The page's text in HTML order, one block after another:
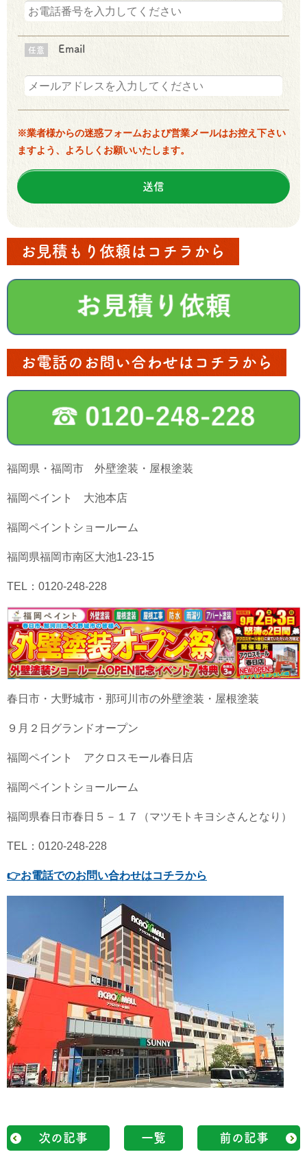
任意 Email
※業者様からの迷惑フォームおよび営業メールはお控え下さい
ますよう、よろしくお願いいたします。
お見積もり依頼はコチラから
お電話のお問い合わせはコチラから
福岡県・福岡市 外壁塗装・屋根塗装
福岡ペイント 大池本店
福岡ペイントショールーム
福岡県福岡市南区大池1-23-15
TEL：0120-248-228
春日市・大野城市・那珂川市の外壁塗装・屋根塗装
９月２日グランドオープン
福岡ペイント アクロスモール春日店
福岡ペイントショールーム
福岡県春日市春日５－１７（マツモトキヨシさんとなり）
TEL：0120-248-228
👉お電話でのお問い合わせはコチラから
次の記事 一覧 前の記事